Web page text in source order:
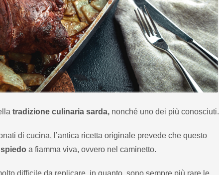
tradizione culinaria sarda, nonché uno dei più conosciuti.
di cucina, l’antica ricetta originale prevede che questo
a fiamma viva, ovvero nel caminetto.
difficile da replicare, in quanto, sono sempre più rare le